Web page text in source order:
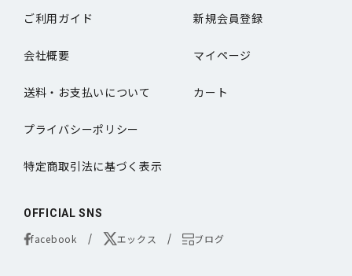
ご利用ガイド 新規会員登録
会社概要 マイページ
送料・お支払いについて カート
プライバシーポリシー
特定商取引法に基づく表示
OFFICIAL SNS
facebook エックス ブログ